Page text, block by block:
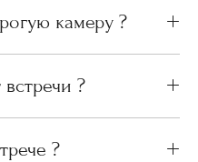
камеру ?
?
?